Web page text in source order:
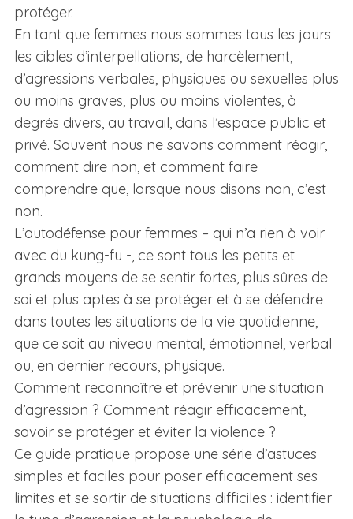
protéger.
En tant que femmes nous sommes tous les jours
les cibles d’interpellations, de harcèlement,
d’agressions verbales, physiques ou sexuelles plus
ou moins graves, plus ou moins violentes, à
degrés divers, au travail, dans l’espace public et
privé. Souvent nous ne savons comment réagir,
comment dire non, et comment faire
comprendre que, lorsque nous disons non, c’est
non.
L’autodéfense pour femmes – qui n’a rien à voir
avec du kung-fu -, ce sont tous les petits et
grands moyens de se sentir fortes, plus sûres de
soi et plus aptes à se protéger et à se défendre
dans toutes les situations de la vie quotidienne,
que ce soit au niveau mental, émotionnel, verbal
ou, en dernier recours, physique.
Comment reconnaître et prévenir une situation
d’agression ? Comment réagir efficacement,
savoir se protéger et éviter la violence ?
Ce guide pratique propose une série d’astuces
simples et faciles pour poser efficacement ses
limites et se sortir de situations difficiles : identifier